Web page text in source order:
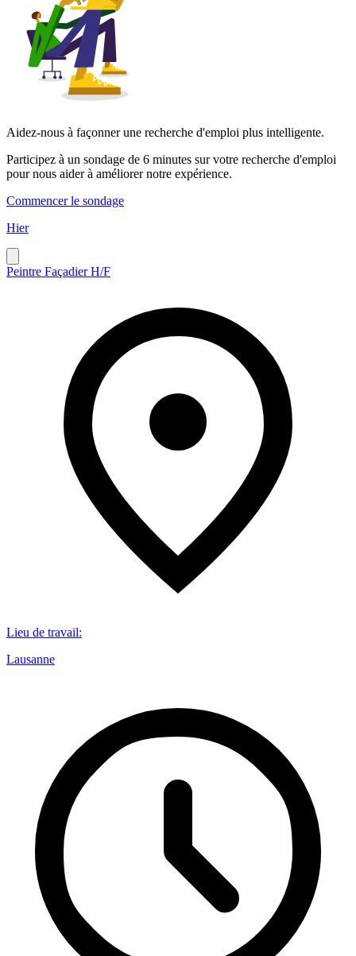
Aidez-nous à façonner une recherche d'emploi plus intelligente.
Participez à un sondage de 6 minutes sur votre recherche d'emploi
pour nous aider à améliorer notre expérience.
Commencer le sondage
Hier
Peintre Façadier H/F
Lieu de travail:
Lausanne